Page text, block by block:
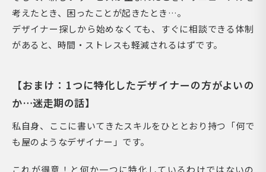
考えたとき、困ったことが起きたとき…。
デザイナー探しから始めなくても、すぐに相談できる体制
があると、時間・ストレスも軽減されるはずです。
【おまけ：1つに特化したデザイナーの方がよいの
か…迷走期の話】
私自身、ここに書いてきたスキルをひととおり持つ「何で
も屋のようなデザイナー」です。
これが得意！と何か一つに特化しているわけではないの